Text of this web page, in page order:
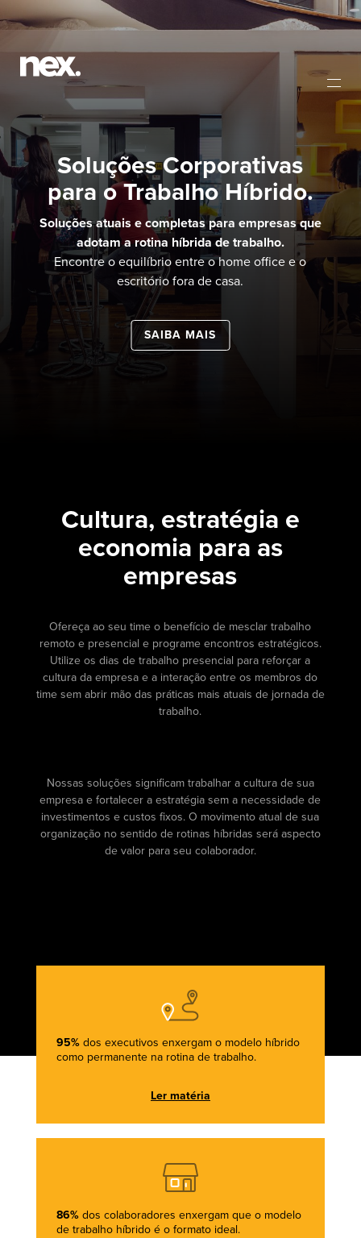
Soluções Corporativas
para o Trabalho Híbrido.
Soluções atuais e completas para empresas que
adotam a rotina híbrida de trabalho.
Encontre o equilíbrio entre o home office e o
escritório fora de casa.
SAIBA MAIS
Cultura, estratégia e
economia para as
empresas
Ofereça ao seu time o benefício de mesclar trabalho
remoto e presencial e programe encontros estratégicos.
Utilize os dias de trabalho presencial para reforçar a
cultura da empresa e a interação entre os membros do
time sem abrir mão das práticas mais atuais de jornada de
trabalho.
Nossas soluções significam trabalhar a cultura de sua
empresa e fortalecer a estratégia sem a necessidade de
investimentos e custos fixos. O movimento atual de sua
organização no sentido de rotinas híbridas será aspecto
de valor para seu colaborador.
95%dos executivos enxergam o modelo híbrido
como permanente na rotina de trabalho.
Ler matéria
86%dos colaboradores enxergam que o modelo
de trabalho híbrido é o formato ideal.